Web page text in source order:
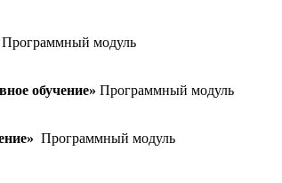
Программный
обучение»